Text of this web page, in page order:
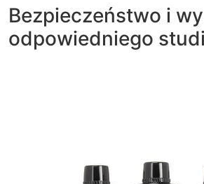
Bezpieczeństwo i
odpowiedniego